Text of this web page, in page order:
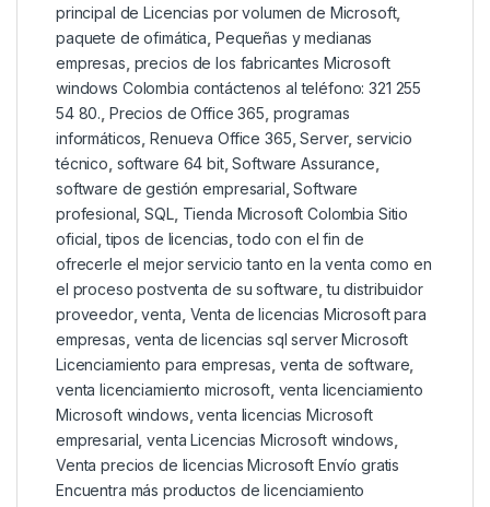
principal de Licencias por volumen de Microsoft,
paquete de ofimática Pequeñas y medianas
empresas precios de los fabricantes Microsoft
windows Colombia contáctenos al teléfono: 321 255
54 80. Precios de Office 365 programas
informáticos ,Renueva Office 365 ,Server,servicio
técnico software 64 bit,Software Assurance
software de gestión empresarial ,Software
profesional ,SQL, Tienda Microsoft Colombia Sitio
oficial ,tipos de licencias ,todo con el fin de
ofrecerle el mejor servicio tanto en la venta como en
el proceso postventa de su software ,tu distribuidor
proveedor,venta Venta de licencias Microsoft para
empresas venta de licencias sql server Microsoft
Licenciamiento para empresas venta de software
venta licenciamiento microsoft, venta licenciamiento
Microsoft windows ,venta licencias Microsoft
empresarial ,venta Licencias Microsoft windows
Venta precios de licencias Microsoft Envío gratis
Encuentra más productos de licenciamiento